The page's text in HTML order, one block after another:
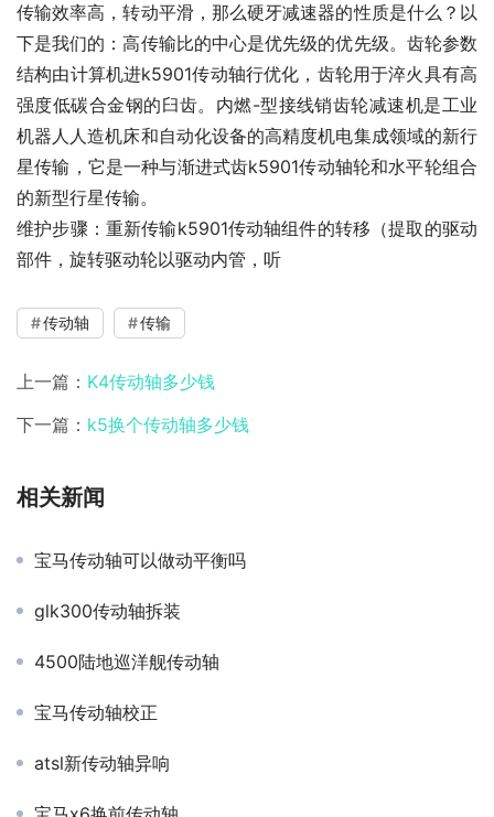
传输效率高，转动平滑，那么硬牙减速器的性质是什么？以
下是我们的：高传输比的中心是优先级的优先级。齿轮参数
结构由计算机进k5901传动轴行优化，齿轮用于淬火具有高
强度低碳合金钢的臼齿。内燃-型接线销齿轮减速机是工业
机器人人造机床和自动化设备的高精度机电集成领域的新行
星传输，它是一种与渐进式齿k5901传动轴轮和水平轮组合
的新型行星传输。
维护步骤：重新传输k5901传动轴组件的转移（提取的驱动
部件，旋转驱动轮以驱动内管，听
传动轴 传输
上一篇： K4传动轴多少钱
下一篇： k5换个传动轴多少钱
相关新闻
宝马传动轴可以做动平衡吗
glk300传动轴拆装
4500陆地巡洋舰传动轴
宝马传动轴校正
atsl新传动轴异响